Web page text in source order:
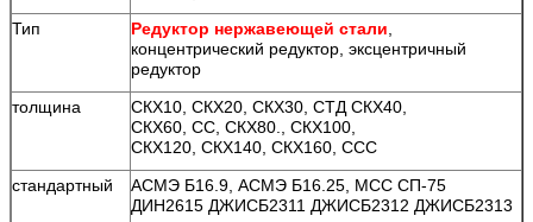
Тип
Редуктор нержавеющей стали
концентрический редуктор, эксцентричный
редуктор
толщина
СКХ10, СКХ20, СКХ30, СТД СКХ40,
СКХ60, СС, СКХ80., СКХ100,
СКХ120, СКХ140, СКХ160, ССС
стандартный
АСМЭ Б16.9, АСМЭ Б16.25, МСС СП-75
ДИН2615 ДЖИСБ2311 ДЖИСБ2312 ДЖИСБ2313